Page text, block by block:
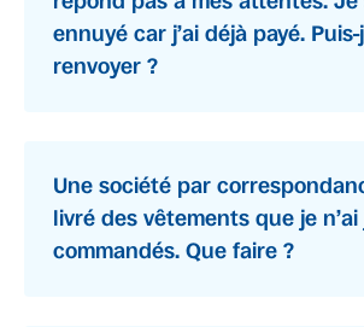
ennuyé car j’ai déjà payé.
renvoyer ?
Une société par
livré des vêtements que je n’ai
commandés. Que faire ?